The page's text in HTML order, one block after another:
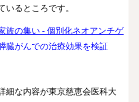
いるところです。
族の集い - 個別化ネオアンチゲ
臓がんでの治療効果を検証
細な内容が東京慈恵会医科大